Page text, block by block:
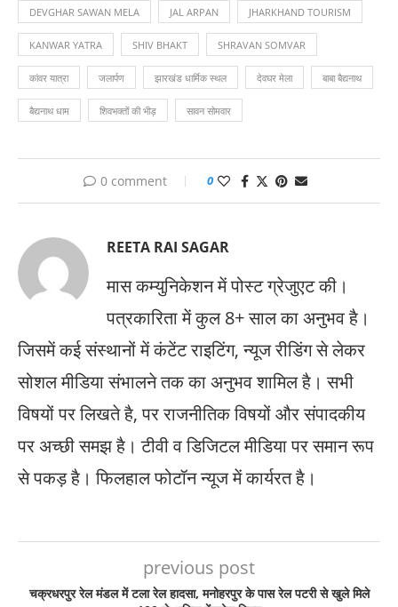
DEVGHAR SAWAN MELA JAL ARPAN JHARKHAND TOURISM
KANWAR YATRA SHIV BHAKT SHRAVAN SOMVAR
कांवर यात्रा जलार्पण झारखंड धार्मिक स्थल देवघर मेला बाबा बैद्यनाथ
बैद्यनाथ धाम शिवभक्तों की भीड़ सावन सोमवार
0 comment 0
REETA RAI SAGAR
मास कम्युनिकेशन में पोस्ट ग्रेजुएट की।
पत्रकारिता में कुल 8+ साल का अनुभव है।
जिसमें कई संस्थानों में कंटेंट राइटिंग, न्यूज रीडिंग से लेकर
सोशल मीडिया संभालने तक का अनुभव शामिल है। सभी
विषयों पर लिखते है, पर राजनीतिक विषयों और संपादकीय
पर अच्छी समझ है। टीवी व डिजिटल मीडिया पर समान रूप
से पकड़ है। फिलहाल फोटॉन न्यूज में कार्यरत है।
previous post
चक्रधरपुर रेल मंडल में टला रेल हादसा, मनोहरपुर के पास रेल पटरी से खुले मिले